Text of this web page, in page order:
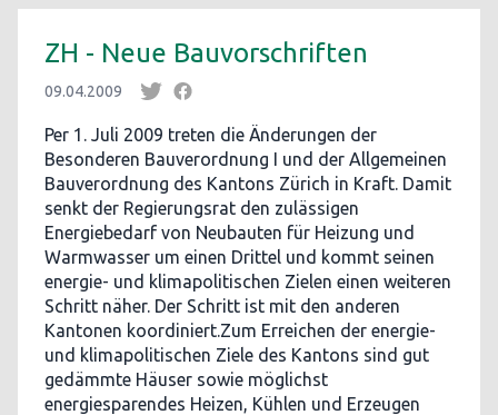
ZH - Neue Bauvorschriften
09.04.2009
Per 1. Juli 2009 treten die Änderungen der
Besonderen Bauverordnung I und der Allgemeinen
Bauverordnung des Kantons Zürich in Kraft. Damit
senkt der Regierungsrat den zulässigen
Energiebedarf von Neubauten für Heizung und
Warmwasser um einen Drittel und kommt seinen
energie- und klimapolitischen Zielen einen weiteren
Schritt näher. Der Schritt ist mit den anderen
Kantonen koordiniert.Zum Erreichen der energie-
und klimapolitischen Ziele des Kantons sind gut
gedämmte Häuser sowie möglichst
energiesparendes Heizen, Kühlen und Erzeugen